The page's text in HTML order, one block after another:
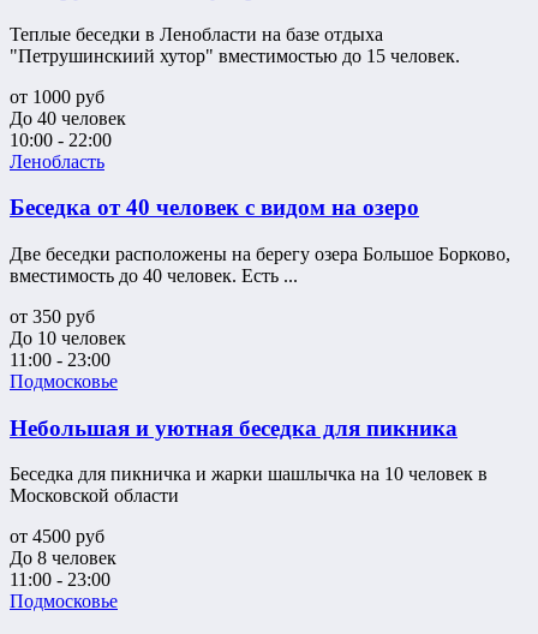
Теплые беседки в Ленобласти на базе отдыха
"Петрушинскиий хутор" вместимостью до 15 человек.
от 1000 руб
До 40 человек
10:00 - 22:00
Ленобласть
Беседка от 40 человек с видом на озеро
Две беседки расположены на берегу озера Большое Борково,
вместимость до 40 человек. Есть ...
от 350 руб
До 10 человек
11:00 - 23:00
Подмосковье
Небольшая и уютная беседка для пикника
Беседка для пикничка и жарки шашлычка на 10 человек в
Московской области
от 4500 руб
До 8 человек
11:00 - 23:00
Подмосковье